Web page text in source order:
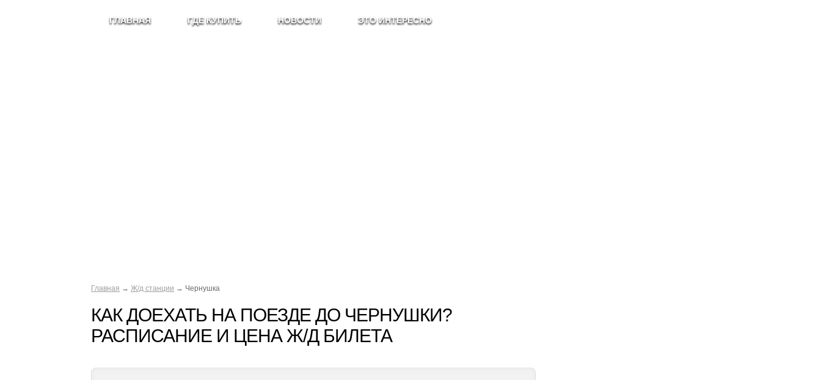
ГЛАВНАЯ ГДЕ КУПИТЬ НОВОСТИ ЭТО ИНТЕРЕСНО
Главная → Ж/д станции → Чернушка
КАК ДОЕХАТЬ НА ПОЕЗДЕ ДО ЧЕРНУШКИ?
РАСПИСАНИЕ И ЦЕНА Ж/Д БИЛЕТА